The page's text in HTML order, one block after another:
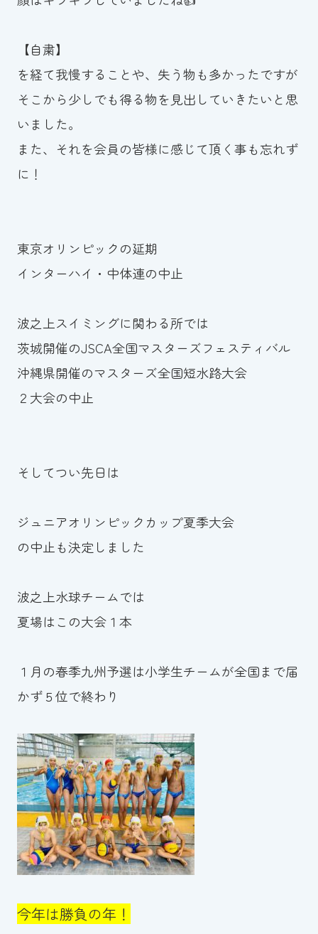
【自粛】
を経て我慢することや、失う物も多かったですが
そこから少しでも得る物を見出していきたいと思
いました。
また、それを会員の皆様に感じて頂く事も忘れず
に！
東京オリンピックの延期
インターハイ・中体連の中止
波之上スイミングに関わる所では
茨城開催のJSCA全国マスターズフェスティバル
沖縄県開催のマスターズ全国短水路大会
２大会の中止
そしてつい先日は
ジュニアオリンピックカップ夏季大会
の中止も決定しました
波之上水球チームでは
夏場はこの大会１本
１月の春季九州予選は小学生チームが全国まで届
かず５位で終わり
今年は勝負の年！